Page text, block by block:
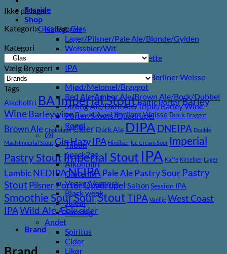
Forside
Shop
Kategorier
Lager/Pilsner/Pale Ale/Blonde/Gylden
Weissbier/Wit
Saison/Farmhouse/Grisette
IPA
Syrligt/Vildtgæret/Sour/Berliner Weisse
Mjød/Melomel/Braggot
Red Ale/Amber Ale/Brown Ale/Bock/Dubbel
Strong Ale/Dark Ale/Triple/Barley Wine
Porter/Stouts/Quadrupel
Røgøl
Øl
Tilbud
6pack2go
Alkoholfri
Glutenfri
Vegan/Vegansk
Black week
Juleøl
Farsdag
Andet
Spiritus
Cider
Likør
Ikke på lager
Kategori:GlasTag:Glas
Kategori
Vælg Bryggeri
Tags
Alkoholfri BA Imperial StoutBaltic PorterBarley
Wine BarleywineBarrel Aged Berliner Weisse Bock Braggot
Brown Ale Chokolade Cider Dark Ale DIPA DNEIPA Double
Mash Imperial Stout GinHazy IPA Hindbær Ice Cream Sour Imperial
Pastry Stout Imperial Stout IPA Kaffe Kirsebær Lager
Lambic NEDIPANEIPA Pale Ale Pastry Sour Pastry
Stout Pilsner PorterQuadrupel SaisonSession IPA
Smoothie SourSourStoutTIPA Vanilje West Coast
IPAWild Ale Æble cider
Brand